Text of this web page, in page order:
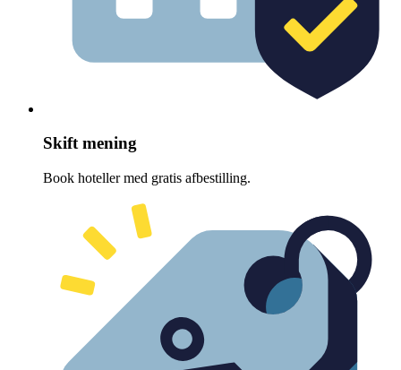
Skift mening
Book hoteller med gratis afbestilling.